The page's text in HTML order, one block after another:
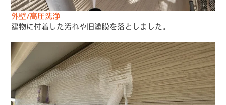
外壁/高圧洗浄
建物に付着した汚れや旧塗膜を落としました。